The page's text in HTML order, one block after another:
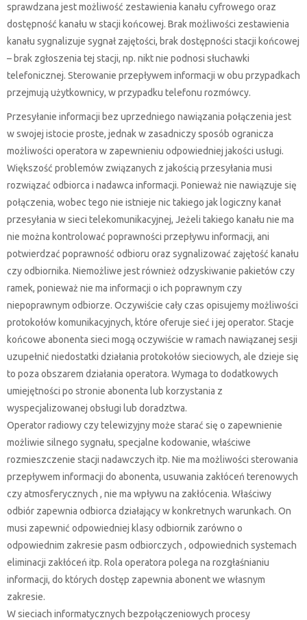
sprawdzana jest możliwość zestawienia kanału cyfrowego oraz
dostępność kanału w stacji końcowej. Brak możliwości zestawienia
kanału sygnalizuje sygnał zajętości, brak dostępności stacji końcowej
– brak zgłoszenia tej stacji, np. nikt nie podnosi słuchawki
telefonicznej. Sterowanie przepływem informacji w obu przypadkach
przejmują użytkownicy, w przypadku telefonu rozmówcy.
Przesyłanie informacji bez uprzedniego nawiązania połączenia jest
w swojej istocie proste, jednak w zasadniczy sposób ogranicza
możliwości operatora w zapewnieniu odpowiedniej jakości usługi.
Większość problemów związanych z jakością przesyłania musi
rozwiązać odbiorca i nadawca informacji. Ponieważ nie nawiązuje się
połączenia, wobec tego nie istnieje nic takiego jak logiczny kanał
przesyłania w sieci telekomunikacyjnej, Jeżeli takiego kanału nie ma
nie można kontrolować poprawności przepływu informacji, ani
potwierdzać poprawność odbioru oraz sygnalizować zajętość kanału
czy odbiornika. Niemożliwe jest również odzyskiwanie pakietów czy
ramek, ponieważ nie ma informacji o ich poprawnym czy
niepoprawnym odbiorze. Oczywiście cały czas opisujemy możliwości
protokołów komunikacyjnych, które oferuje sieć i jej operator. Stacje
końcowe abonenta sieci mogą oczywiście w ramach nawiązanej sesji
uzupełnić niedostatki działania protokołów sieciowych, ale dzieje się
to poza obszarem działania operatora. Wymaga to dodatkowych
umiejętności po stronie abonenta lub korzystania z
wyspecjalizowanej obsługi lub doradztwa.
Operator radiowy czy telewizyjny może starać się o zapewnienie
możliwie silnego sygnału, specjalne kodowanie, właściwe
rozmieszczenie stacji nadawczych itp. Nie ma możliwości sterowania
przepływem informacji do abonenta, usuwania zakłóceń terenowych
czy atmosferycznych , nie ma wpływu na zakłócenia. Właściwy
odbiór zapewnia odbiorca działający w konkretnych warunkach. On
musi zapewnić odpowiedniej klasy odbiornik zarówno o
odpowiednim zakresie pasm odbiorczych , odpowiednich systemach
eliminacji zakłóceń itp. Rola operatora polega na rozgłaśnianiu
informacji, do których dostęp zapewnia abonent we własnym
zakresie.
W sieciach informatycznych bezpołączeniowych procesy